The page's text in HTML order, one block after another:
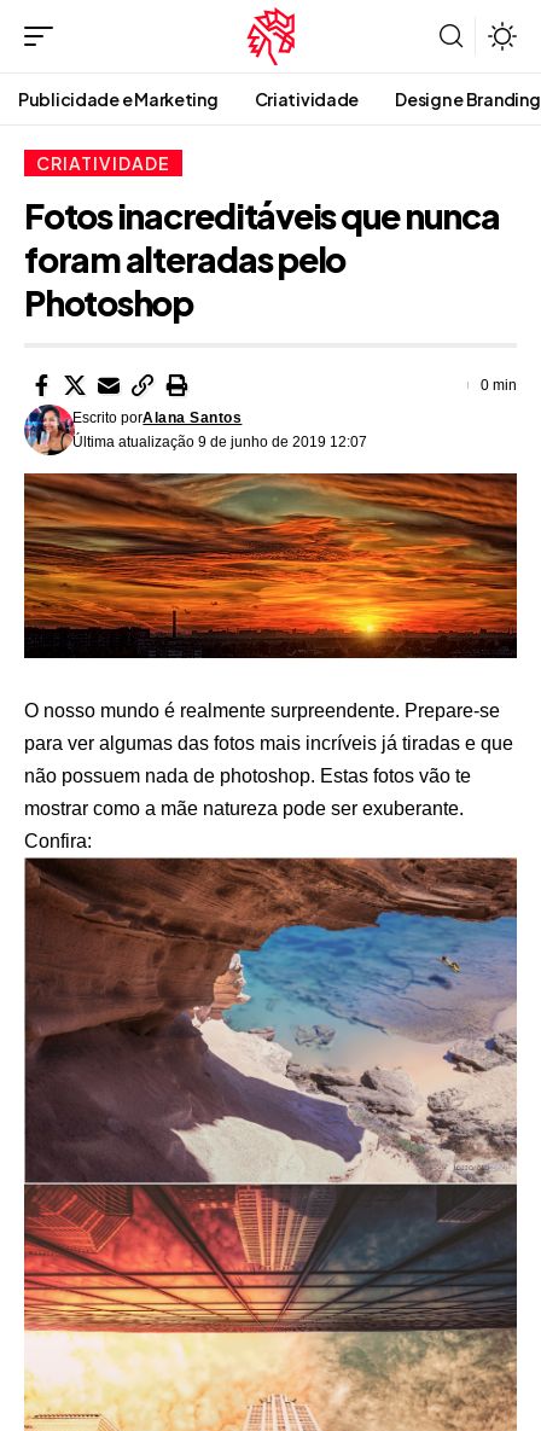
Publicidade e Marketing Criatividade Design e Branding
CRIATIVIDADE
Fotos inacreditáveis que nunca
foram alteradas pelo
Photoshop
Última atualização 9 de junho de 2019 12:07
Escrito porAlana Santos
0 min
O nosso mundo é realmente surpreendente. Prepare-se
para ver algumas das fotos mais incríveis já tiradas e que
não possuem nada de photoshop. Estas fotos vão te
mostrar como a mãe natureza pode ser exuberante.
Confira: